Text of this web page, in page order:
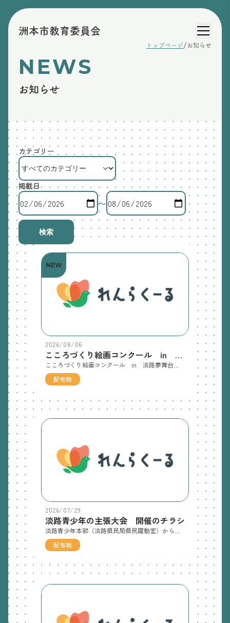
洲本市教育委員会
トップページ/ お知らせ
NEWS
お知らせ
カテゴリー
掲載日
〜
検索
NEW
2026/08/06
こころづくり絵画コンクール in 淡路夢舞台 参加者募集チラシ
配布物
2026/07/29
淡路青少年の主張大会 開催のチラシ
配布物